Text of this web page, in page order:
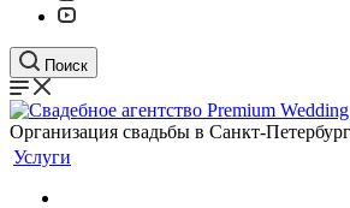
Поиск
Организация свадьбы в Санкт-
Услуги